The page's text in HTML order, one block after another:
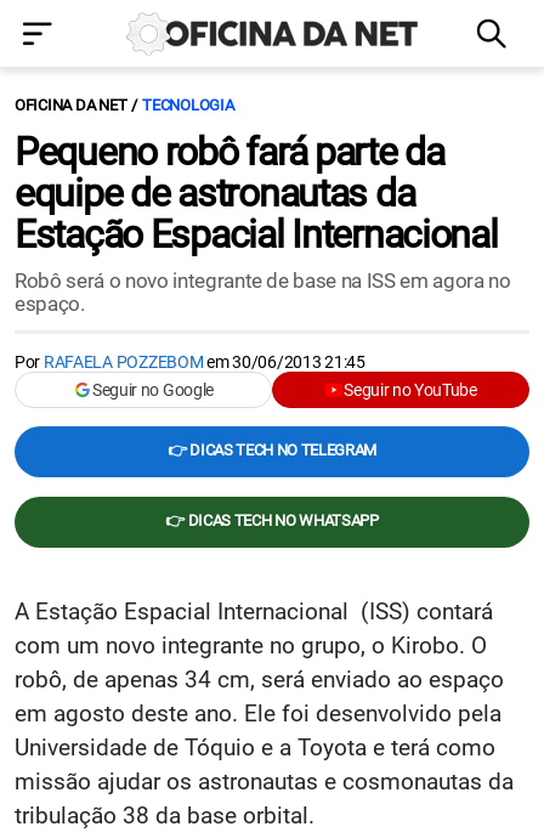
OFICINA DA NET TECNOLOGIA
Pequeno robô fará parte da
equipe de astronautas da
Estação Espacial Internacional
Robô será o novo integrante de base na ISS em agora no
espaço.
Por RAFAELA POZZEBOMem30/06/2013 21:45
Seguir no Google
Seguir no YouTube
👉 DICAS TECH NO TELEGRAM
👉 DICAS TECH NO WHATSAPP
A Estação Espacial Internacional (ISS) contará
com um novo integrante no grupo, o Kirobo. O
robô, de apenas 34 cm, será enviado ao espaço
em agosto deste ano. Ele foi desenvolvido pela
Universidade de Tóquio e a Toyota e terá como
missão ajudar os astronautas e cosmonautas da
tribulação 38 da base orbital.